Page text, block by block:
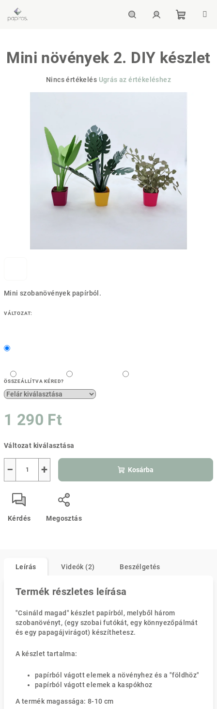
Mini szobanövények papírból.
VÁLTOZAT:
ÖSSZEÁLLÍTVA KÉRED?
1 290 Ft
Változat kiválasztása
+
− Kosárba
Kérdés Megosztás
Mini növények 2. DIY készlet
A
ből
0,0
csillag.
Nincs értékelés Ugrás az értékeléshez
Leírás Videók (2) Beszélgetés
Termék részletes leírása
"Csináld magad" készlet papírból, melyből három
szobanövényt, (egy szobai futókát, egy könnyezőpálmát
és egy papagájvirágot) készíthetesz.
A készlet tartalma:
papírból vágott elemek a növényhez és a "földhöz"
papírból vágott elemek a kaspókhoz
A termék magassága: 8-10 cm